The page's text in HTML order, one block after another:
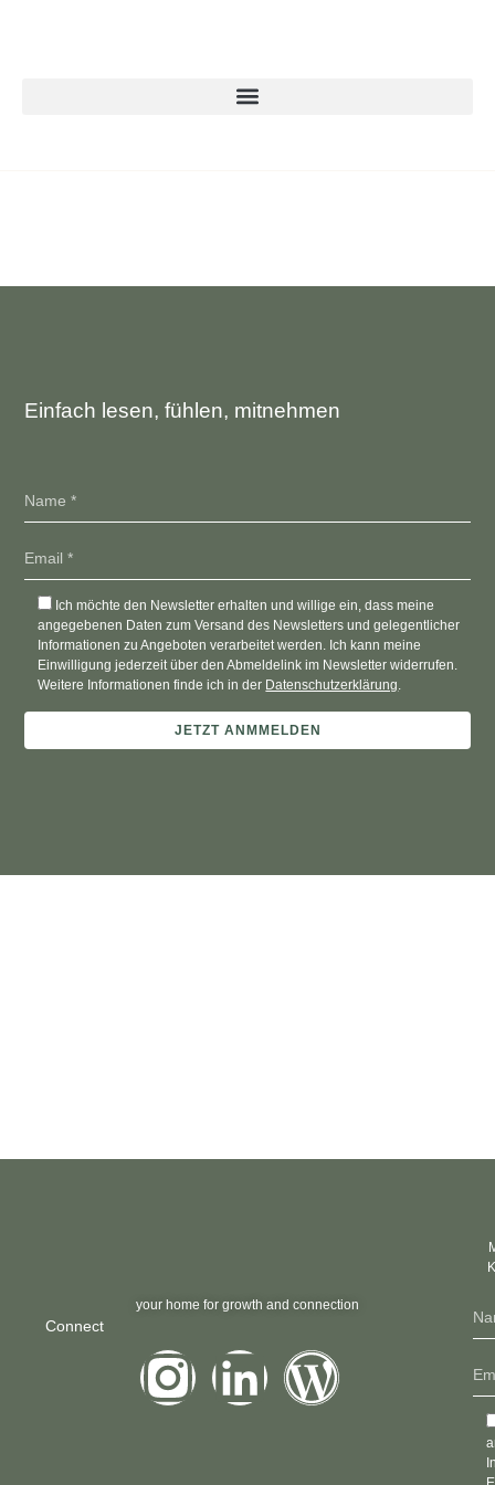
Einfach lesen, fühlen, mitnehmen
Ich möchte den Newsletter erhalten und willige ein, dass meine
angegebenen Daten zum Versand des Newsletters und gelegentlicher
Informationen zu Angeboten verarbeitet werden. Ich kann meine
Einwilligung jederzeit über den Abmeldelink im Newsletter widerrufen.
Weitere Informationen finde ich in der Datenschutzerklärung.
your home for growth and connection
Connect